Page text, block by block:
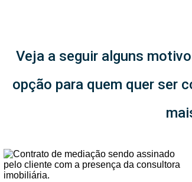
Veja a seguir alguns
opção para quem quer ser